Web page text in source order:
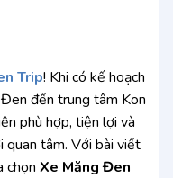
Trip! Khi có kế hoạch
đến trung tâm Kon
phù hợp, tiện lợi và
quan tâm. Với bài viết
chọn Xe Măng Đen